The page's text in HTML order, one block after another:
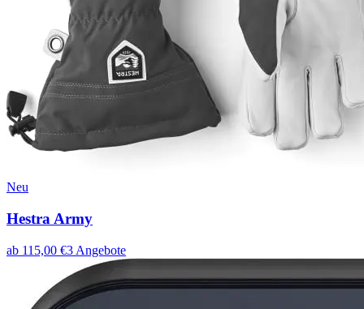
Neu
Hestra Army
ab 115,00 €3 Angebote